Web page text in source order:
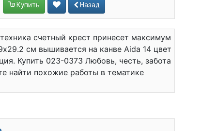
Купить Назад
счетный крест принесет максимум
см вышивается на канве Aida 14 цвет
Купить 023-0373 Любовь, честь, забота
найти похожие работы в тематике